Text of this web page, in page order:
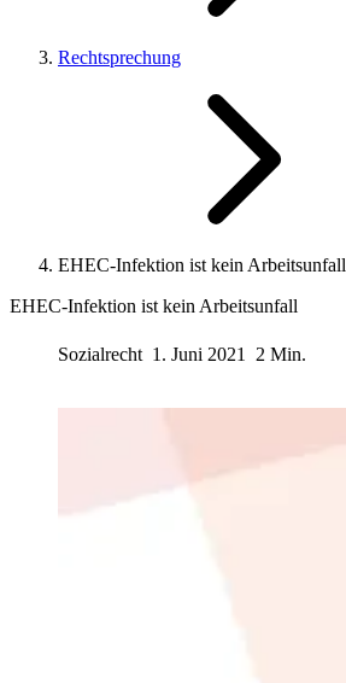
Rechtsprechung
EHEC-Infektion ist kein Arbeitsunfall
EHEC-Infektion ist kein Arbeitsunfall
Sozialrecht 1. Juni 2021 2 Min.